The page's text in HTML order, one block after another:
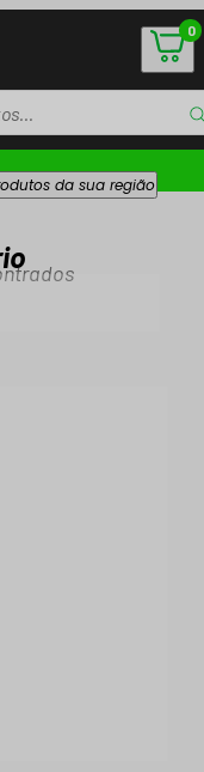
0
da sua região